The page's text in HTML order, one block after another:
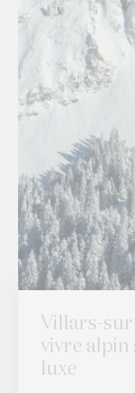
Villars-
vivre alpin
luxe